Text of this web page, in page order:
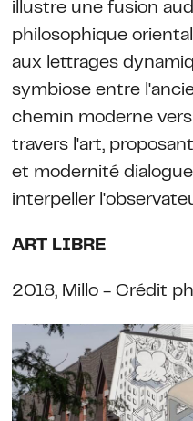
illustre une fusion
philosophique
aux lettrages
symbiose entre
chemin moderne
travers l'art,
et modernité
interpeller
ART LIBRE
2018, Millo - Crédit